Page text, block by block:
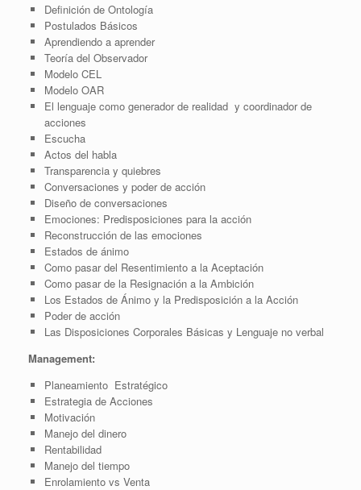
Definición de Ontología
Postulados Básicos
Aprendiendo a aprender
Teoría del Observador
Modelo CEL
Modelo OAR
El lenguaje como generador de realidad y coordinador de
acciones
Escucha
Actos del habla
Transparencia y quiebres
Conversaciones y poder de acción
Diseño de conversaciones
Emociones: Predisposiciones para la acción
Reconstrucción de las emociones
Estados de ánimo
Como pasar del Resentimiento a la Aceptación
Como pasar de la Resignación a la Ambición
Los Estados de Ánimo y la Predisposición a la Acción
Poder de acción
Las Disposiciones Corporales Básicas y Lenguaje no verbal
Management:
Planeamiento Estratégico
Estrategia de Acciones
Motivación
Manejo del dinero
Rentabilidad
Manejo del tiempo
Enrolamiento vs Venta